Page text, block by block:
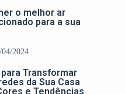
o melhor ar
para a sua
04/2024
para Transformar
da Sua Casa
e Tendências